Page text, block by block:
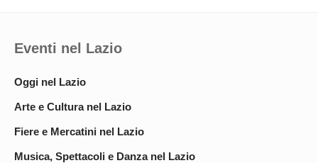
Eventi nel Lazio
Oggi nel Lazio
Arte e Cultura nel Lazio
Fiere e Mercatini nel Lazio
Musica, Spettacoli e Danza nel Lazio